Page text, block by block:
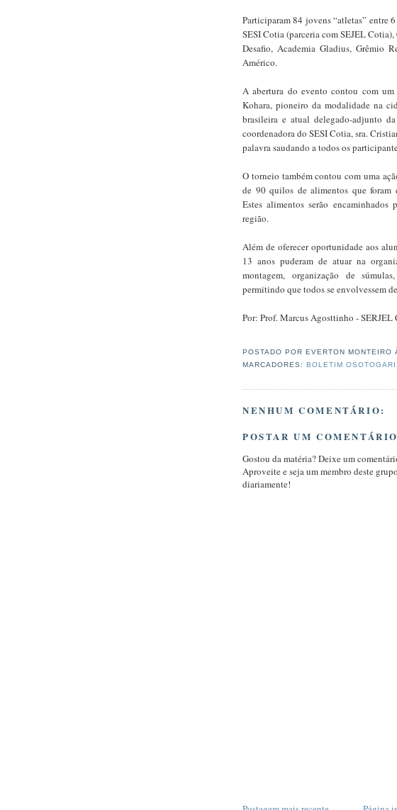
Participaram 84 jovens “atletas” entre
SESI Cotia (parceria com SEJEL
Desafio, Academia Gladius, Grêmio
Américo.
A abertura do evento contou com
Kohara, pioneiro da modalidade na
brasileira e atual delegado-adjunto
coordenadora do SESI Cotia, sra.
palavra saudando a todos os
O torneio também contou com uma
de 90 quilos de alimentos que foram
Estes alimentos serão
região.
Além de oferecer oportunidade aos
13 anos puderam de atuar na
montagem, organização de
permitindo que todos se envolvessem
Por: Prof. Marcus Agosttinho - SERJEL
POSTADO POR EVERTON MONTEIRO
MARCADORES:BOLETIM OSOTOGARI
NENHUM COMENTÁRIO:
POSTAR UM COMENTÁRIO
Gostou da matéria? Deixe um
Aproveite e seja um membro deste
diariamente!